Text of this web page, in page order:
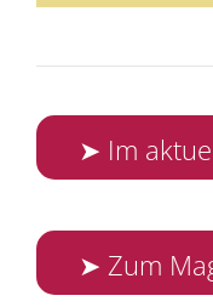
➤ Im
➤ Zum